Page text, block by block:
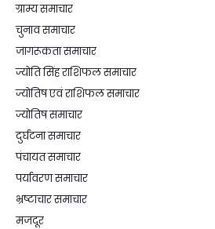
ग्राम्य समाचार
चुनाव समाचार
जागरूकता समाचार
ज्योति सिंह राशिफल समाचार
ज्योतिष एवं राशिफल समाचार
ज्योतिष समाचार
दुर्घटना समाचार
पंचायत समाचार
पर्यावरण समाचार
भ्रष्टाचार समाचार
मजदूर